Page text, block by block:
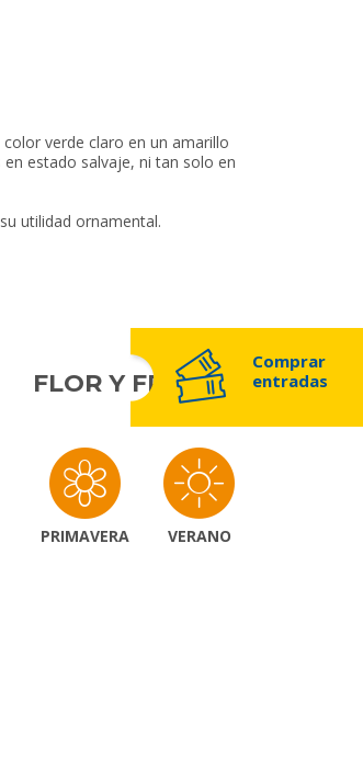
Comprar
entradas
verde claro en un amarillo
estado salvaje, ni tan solo en
utilidad ornamental.
FLOR Y FRUTO
PRIMAVERA VERANO